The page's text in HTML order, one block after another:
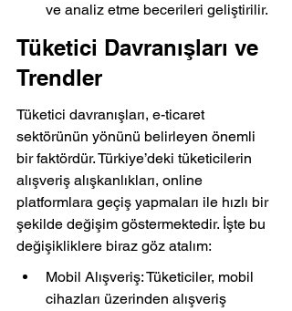
ve analiz etme becerileri geliştirilir.
Tüketici Davranışları ve
Trendler
Tüketici davranışları, e-ticaret
sektörünün yönünü belirleyen önemli
bir faktördür. Türkiye’deki tüketicilerin
alışveriş alışkanlıkları, online
platformlara geçiş yapmaları ile hızlı bir
şekilde değişim göstermektedir. İşte bu
değişikliklere biraz göz atalım:
Mobil Alışveriş: Tüketiciler, mobil
cihazları üzerinden alışveriş